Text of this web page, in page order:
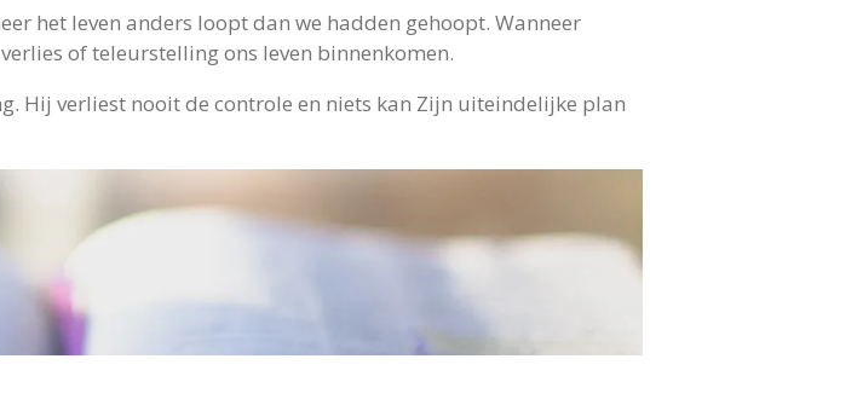
het leven anders loopt dan we hadden gehoopt. Wanneer
of teleurstelling ons leven binnenkomen.
Hij verliest nooit de controle en niets kan Zijn uiteindelijke plan